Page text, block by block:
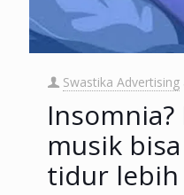
Swastika Advertising
musik
tidur lebih